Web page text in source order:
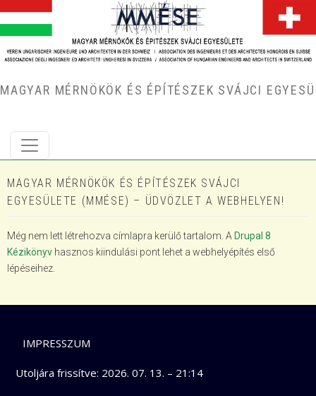
MAGYAR MÉRNÖKÖK ÉS ÉPÍTÉSZEK SVÁJCI
MAGYAR MÉRNÖKÖK ÉS ÉPÍTÉSZEK SVÁJCI
EGYESÜLETE (MMÉSE) – ÜDVÖZLET A WEBHELYEN!
Még nem lett létrehozva címlapra kerülő tartalom. A Drupal 8
Kézikönyv hasznos kiindulási pont lehet a webhelyépítés első
lépéseihez.
IMPRESSZUM
Utoljára frissítve: 2026. 07. 13. – 21:14